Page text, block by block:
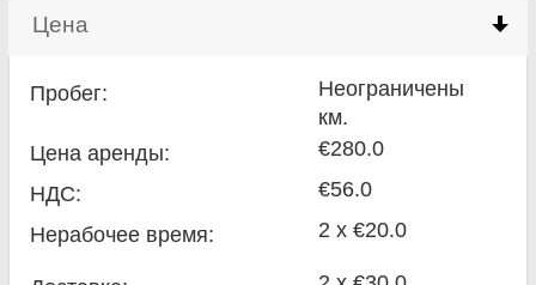
Цена
Пробег:
Неограничены
км.
Цена аренды:
€280.0
НДС:
€56.0
Нерабочее время:
2 x €20.0